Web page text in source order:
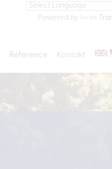
Powered by
Reference Kontakt